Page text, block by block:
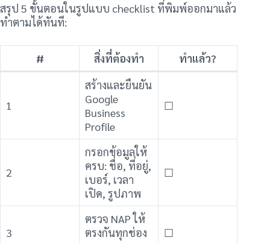
สรุป 5 ขั้นตอนในรูปแบบ checklist ที่พิมพ์ออกมาแล้ว
ทำตามได้ทันที:
# สิ่งที่ต้องทำ ทำแล้ว?
1
สร้างและยืนยัน
Google
Business
Profile
☐
2
กรอกข้อมูลให้
ครบ: ชื่อ, ที่อยู่,
เบอร์, เวลา
เปิด, รูปภาพ
☐
3
ตรวจ NAP ให้
ตรงกันทุกช่อง
☐